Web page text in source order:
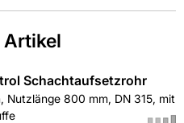
23,0 kg
Artikel
Schachtaufsetzrohr
Nutzlänge 800 mm, DN 315, mit